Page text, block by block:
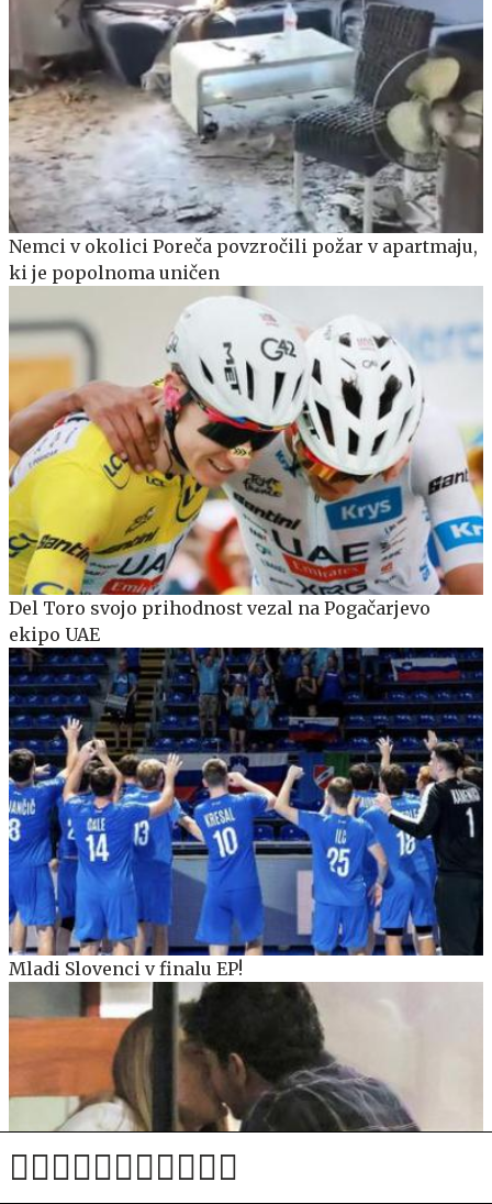
Nemci v okolici Poreča povzročili požar v apartmaju,
ki je popolnoma uničen
Del Toro svojo prihodnost vezal na Pogačarjevo
ekipo UAE
Mladi Slovenci v finalu EP!